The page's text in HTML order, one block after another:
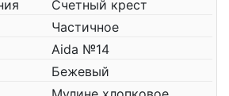
Счетный крест
Частичное
Aida №14
Бежевый